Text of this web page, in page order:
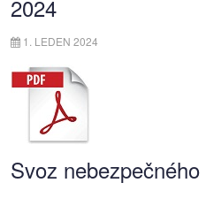
2024
1. LEDEN 2024
Svoz